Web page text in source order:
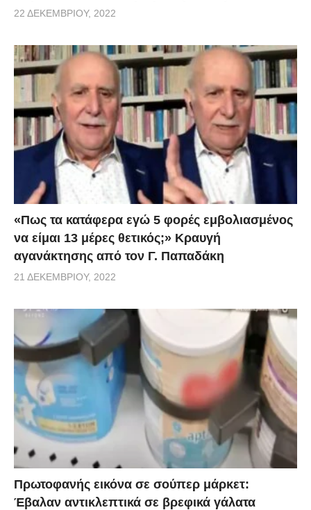
22 ΔΕΚΕΜΒΡΊΟΥ, 2022
«Πως τα κατάφερα εγώ 5 φορές εμβoλιασμένος
να είμαι 13 μέρες θετικός;» Κραυγή
αγανάκτησης από τον Γ. Παπαδάκη
21 ΔΕΚΕΜΒΡΊΟΥ, 2022
Πρωτοφανής εικόνα σε σούπερ μάρκετ:
Έβαλαν αντικλεπτικά σε βρεφικά γάλατα